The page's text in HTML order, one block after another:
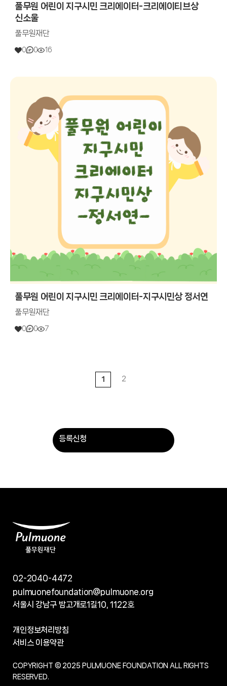
풀무원 어린이 지구시민 크리에이터-크리에이티브상
신소울
풀무원재단
0 0 16
풀무원 어린이 지구시민 크리에이터-지구시민상 정서연
풀무원재단
0 0 7
1 2
등록신청
서울시 강남구 밤고개로1길10, 1122호
02-2040-4472
pulmuonefoundation@pulmuone.org
개인정보처리방침
서비스 이용약관
COPYRIGHT © 2025 PULMUONE FOUNDATION ALL RIGHTS
RESERVED.